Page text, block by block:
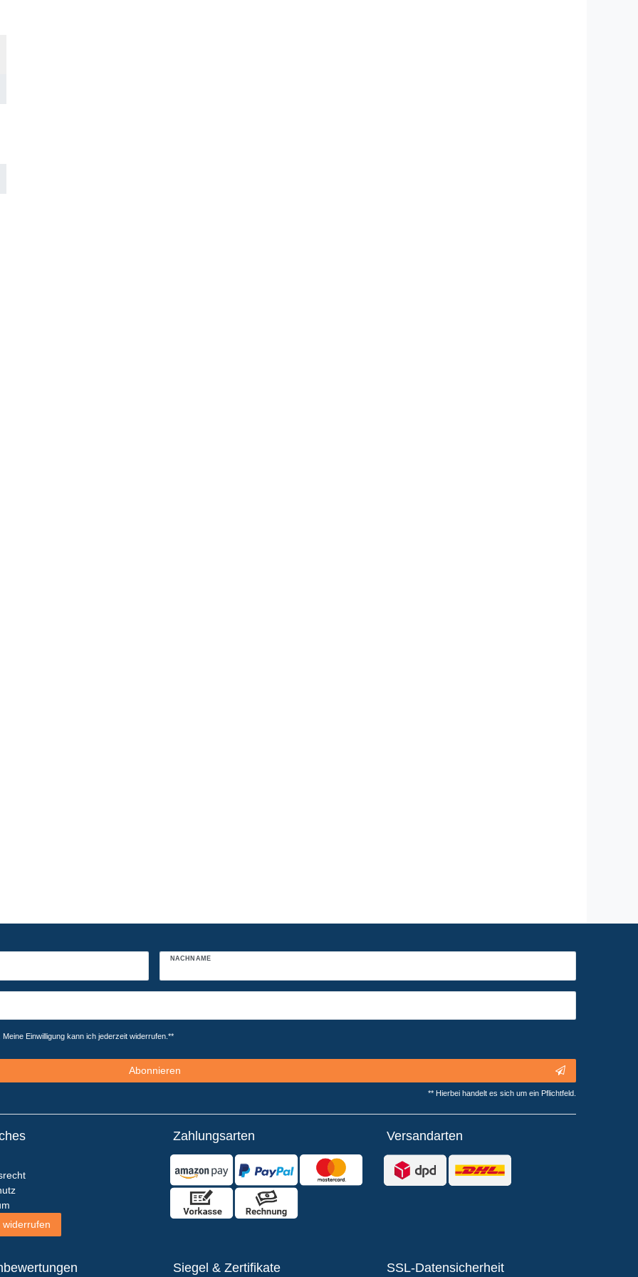
NACHNAME
Einwilligung kann ich jederzeit widerrufen.**
Abonnieren
** Hierbei handelt es sich um ein Pflichtfeld.
widerrufen
Zahlungsarten Versandarten
Siegel & Zertifikate SSL-Datensicherheit